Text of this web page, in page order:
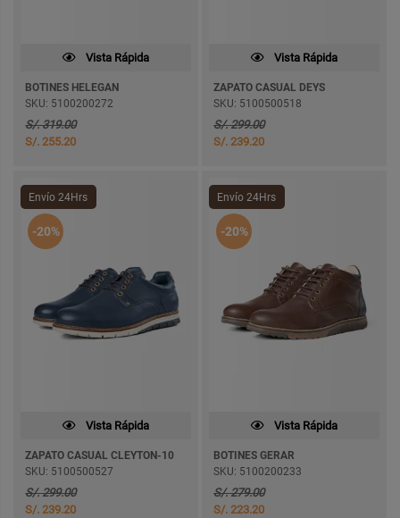
Vista Rápida
BOTINES HELEGAN
SKU: 5100200272
S/. 319.00
S/. 255.20
Vista Rápida
ZAPATO CASUAL DEYS
SKU: 5100500518
S/. 299.00
S/. 239.20
Envío 24Hrs
-20%
Vista Rápida
ZAPATO CASUAL CLEYTON-10
SKU: 5100500527
S/. 299.00
S/. 239.20
Envío 24Hrs
-20%
Vista Rápida
BOTINES GERAR
SKU: 5100200233
S/. 279.00
S/. 223.20